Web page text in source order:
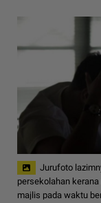
Jurufoto
persekolahan
majlis pada waktu